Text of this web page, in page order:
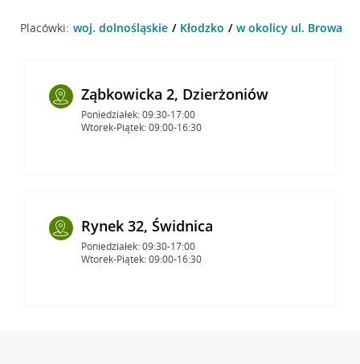
Placówki: woj. dolnośląskie Kłodzko w okolicy ul.
Ząbkowicka 2, Dzierżoniów
Poniedziałek: 09:30-17:00
Wtorek-Piątek: 09:00-16:30
Rynek 32, Świdnica
Poniedziałek: 09:30-17:00
Wtorek-Piątek: 09:00-16:30